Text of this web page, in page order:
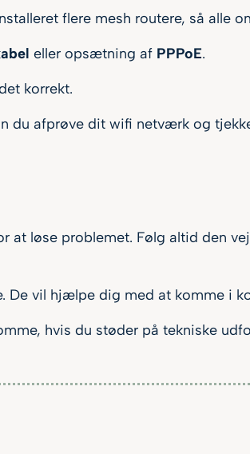
flere mesh routere, så alle
eller opsætning af PPPoE.
korrekt.
du afprøve dit wifi netværk og
at løse problemet. Følg altid den
De vil hjælpe dig med at komme i
hvis du støder på tekniske